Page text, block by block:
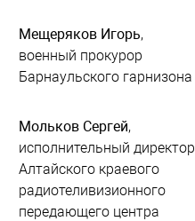
Мещеряков Игорь,
военный прокурор
Барнаульского гарнизона
Мольков Сергей,
исполнительный директор
Алтайского краевого
радиотеливизионного
передающего центра